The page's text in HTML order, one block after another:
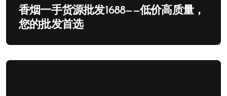
香烟一手货源批发1688——低价高质量，
您的批发首选